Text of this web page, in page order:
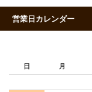
営業日カレンダー
日 月